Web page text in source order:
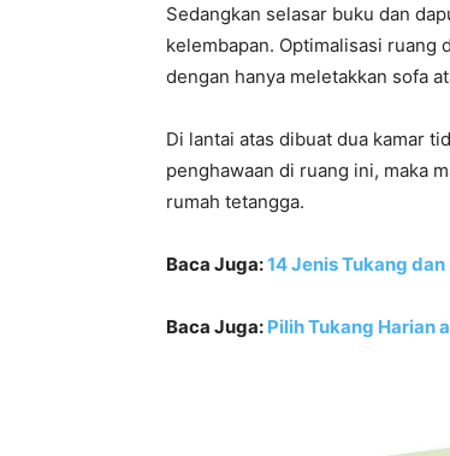
Sedangkan selasar buku dan
kelembapan. Optimalisasi ruang
dengan hanya meletakkan sofa
Di lantai atas dibuat dua kamar
penghawaan di ruang ini, maka
rumah tetangga.
Baca Juga:14 Jenis Tukang
Baca Juga: Pilih Tukang Harian